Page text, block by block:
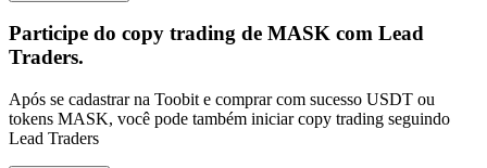
Participe do copy trading de MASK com Lead
Traders.
Após se cadastrar na Toobit e comprar com sucesso USDT ou
tokens MASK, você pode também iniciar copy trading seguindo
Lead Traders